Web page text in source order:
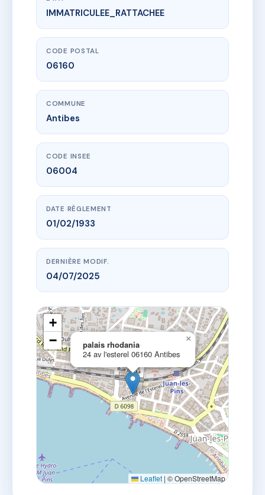
www.vme.plus/AD6126890
palais rhodania
24 av l'esterel
IMMATRICULEE_RATTACHEE
CODE POSTAL
06160
COMMUNE
Antibes
CODE INSEE
06004
DATE RÈGLEMENT
01/02/1933
DERNIÈRE MODIF.
04/07/2025
palais rhodania
24 av l'esterel 06160 Antibes
×
+
−
Leaflet | © OpenStreetMap